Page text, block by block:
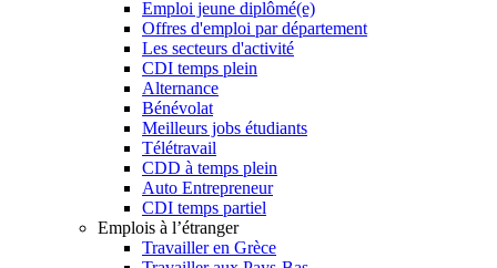
Emploi jeune diplômé(e)
Offres d'emploi par département
Les secteurs d'activité
CDI temps plein
Alternance
Bénévolat
Meilleurs jobs étudiants
Télétravail
CDD à temps plein
Auto Entrepreneur
CDI temps partiel
Emplois à l’étranger
Travailler en Grèce